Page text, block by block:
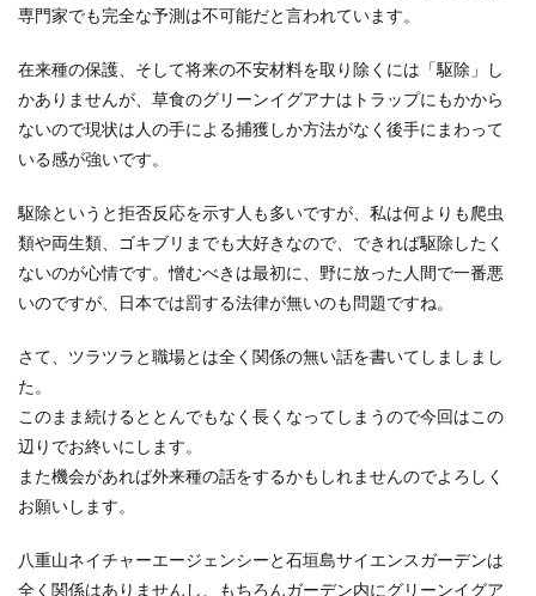
専門家でも完全な予測は不可能だと言われています。
在来種の保護、そして将来の不安材料を取り除くには「駆除」し
かありませんが、草食のグリーンイグアナはトラップにもかから
ないので現状は人の手による捕獲しか方法がなく後手にまわって
いる感が強いです。
駆除というと拒否反応を示す人も多いですが、私は何よりも爬虫
類や両生類、ゴキブリまでも大好きなので、できれば駆除したく
ないのが心情です。憎むべきは最初に、野に放った人間で一番悪
いのですが、日本では罰する法律が無いのも問題ですね。
さて、ツラツラと職場とは全く関係の無い話を書いてしましまし
た。
このまま続けるととんでもなく長くなってしまうので今回はこの
辺りでお終いにします。
また機会があれば外来種の話をするかもしれませんのでよろしく
お願いします。
八重山ネイチャーエージェンシーと石垣島サイエンスガーデンは
全く関係はありませんし、もちろんガーデン内にグリーンイグア